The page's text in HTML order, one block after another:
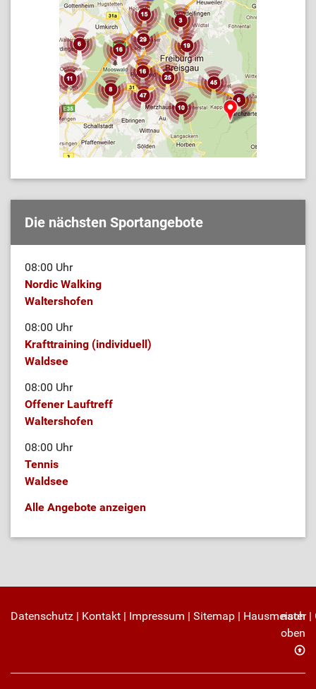
Die nächsten Sportangebote
08:00 Uhr
Nordic Walking
Waltershofen
08:00 Uhr
Krafttraining (individuell)
Waldsee
08:00 Uhr
Offener Lauftreff
Waltershofen
08:00 Uhr
Tennis
Waldsee
Alle Angebote anzeigen
Datenschutz | Kontakt | Impressum | Sitemap | Hausmeister|
nach
oben